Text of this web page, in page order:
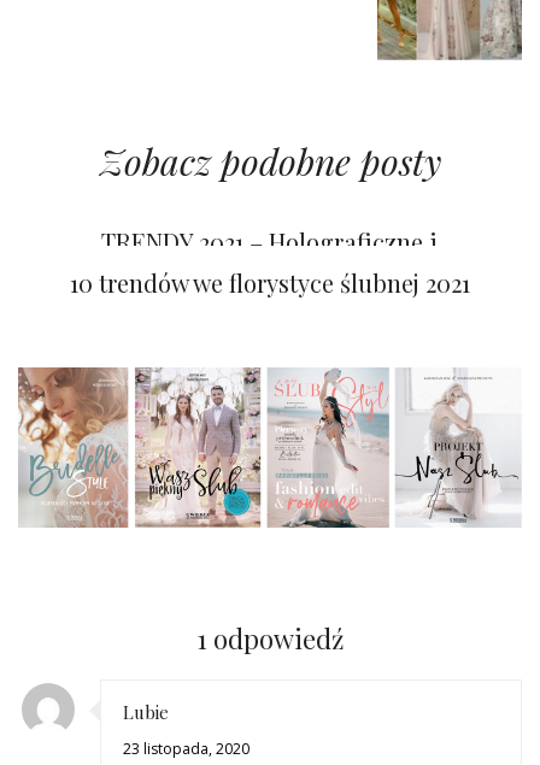
Zobacz podobne posty
PALETY KOLORÓW 2021/2022
TRENDY 2021 – Holograficzne i
opalizujące detale
10 trendów we florystyce ślubnej 2021
1 odpowiedź
Lubie
23 listopada, 2020